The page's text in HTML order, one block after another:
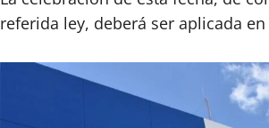
referida ley, deberá ser aplicada